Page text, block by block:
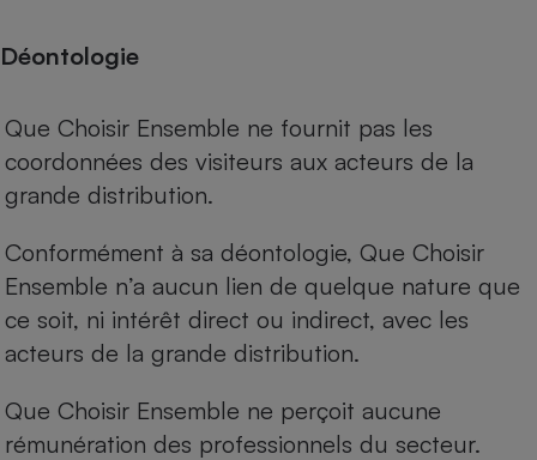
Déontologie
Que Choisir Ensemble ne fournit pas les
coordonnées des visiteurs aux acteurs de la
grande distribution.
Conformément à sa déontologie, Que Choisir
Ensemble n’a aucun lien de quelque nature que
ce soit, ni intérêt direct ou indirect, avec les
acteurs de la grande distribution.
Que Choisir Ensemble ne perçoit aucune
rémunération des professionnels du secteur.